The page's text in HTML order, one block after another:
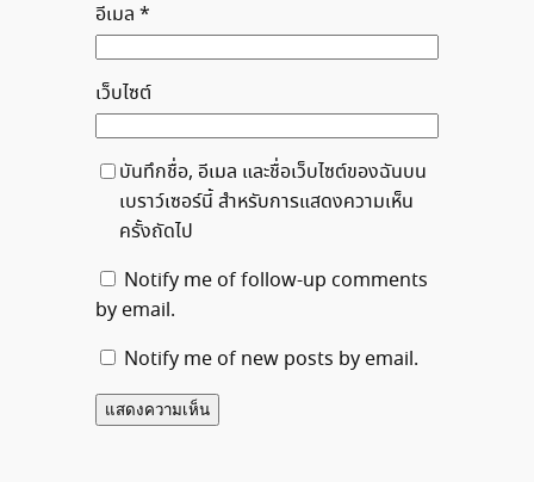
อีเมล *
เว็บไซต์
บันทึกชื่อ, อีเมล และชื่อเว็บไซต์ของฉันบน
เบราว์เซอร์นี้ สำหรับการแสดงความเห็น
ครั้งถัดไป
Notify me of follow-up comments
by email.
Notify me of new posts by email.